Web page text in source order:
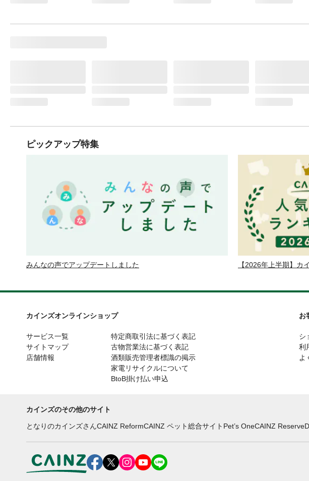
ピックアップ特集
みんなの声でアップデートしました 【2026年上半期】カ
カインズオンラインショップ
サービス一覧
サイトマップ
店舗情報
特定商取引法に基づく表記
古物営業法に基づく表記
酒類販売管理者標識の掲示
家電リサイクルについて
BtoB掛け払い申込
お
シ
利
よ
カインズのその他のサイト
となりのカインズさんCAINZ ReformCAINZ ペット総合サイト Pet’s OneCAINZ Reserve